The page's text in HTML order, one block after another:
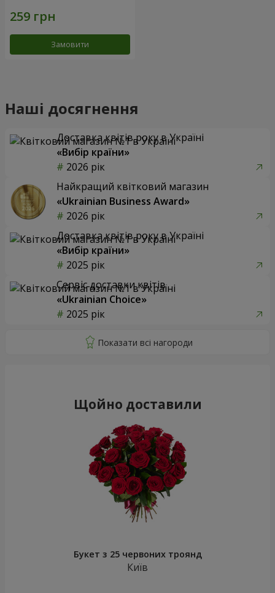
Замовити
Наші досягнення
Доставка квітів року в Україні
«Вибір країни»
2026 рік
Найкращий квітковий магазин
«Ukrainian Business Award»
2026 рік
Доставка квітів року в Україні
«Вибір країни»
2025 рік
Сервіс доставки квітів
«Ukrainian Choice»
2025 рік
Щойно доставили
Букет з 25 червоних троянд
Київ